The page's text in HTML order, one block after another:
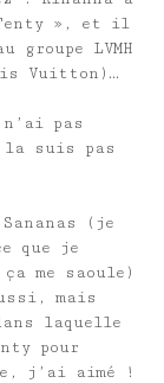
Fenty », et il
groupe LVMH
Vuitton)…
pas
la suis pas
(je
que je
me saoule)
mais
laquelle
pour
j’ai aimé !